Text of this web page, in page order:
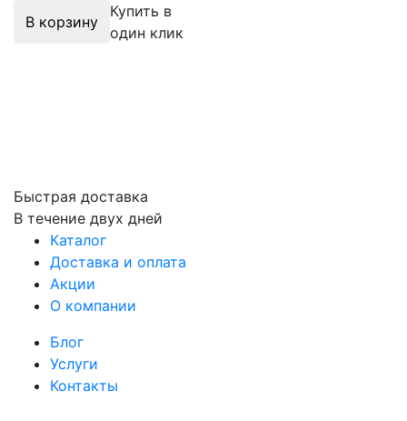
В корзину
Купить в
один клик
Быстрая доставка
В течение двух дней
Каталог
Доставка и оплата
Акции
О компании
Блог
Услуги
Контакты